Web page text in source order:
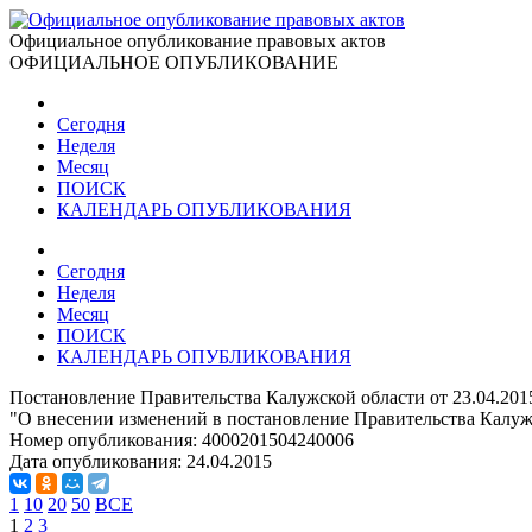
Официальное опубликование правовых актов
ОФИЦИАЛЬНОЕ ОПУБЛИКОВАНИЕ
Сегодня
Неделя
Месяц
ПОИСК
КАЛЕНДАРЬ ОПУБЛИКОВАНИЯ
Сегодня
Неделя
Месяц
ПОИСК
КАЛЕНДАРЬ ОПУБЛИКОВАНИЯ
Постановление Правительства Калужской области от
"О внесении изменений в постановление Правительства
Номер опубликования: 4000201504240006
Дата опубликования: 24.04.2015
1 10 20 50 ВСЕ
1 2 3